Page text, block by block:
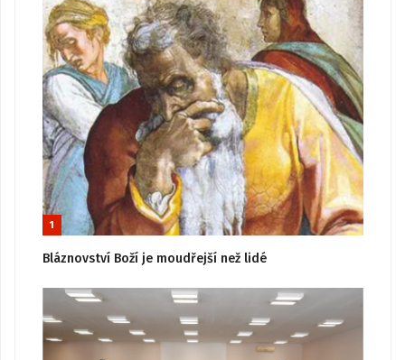
1
Bláznovství Boží je moudřejší než lidé